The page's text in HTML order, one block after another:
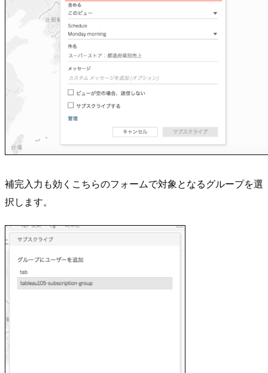
補完入力も効くこちらのフォームで対象となるグループを選
択します。